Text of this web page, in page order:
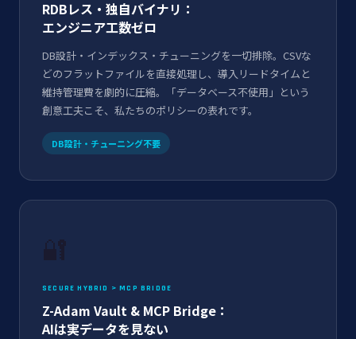
RDBレス・独自バイナリ：
エンジニア工数ゼロ
DB設計・インデックス・チューニングを一切排除。CSVな
どのフラットファイルを直接処理し、導入リードタイムと
維持管理費を劇的に圧縮。「データベース不使用」という
創意工夫こそ、私たちのポリシーの表れです。
DB設計・チューニング不要
🔐
SECURE HYBRID > MCP BRIDGE
Z-Adam Vault & MCP Bridge：
AIは実データを見ない